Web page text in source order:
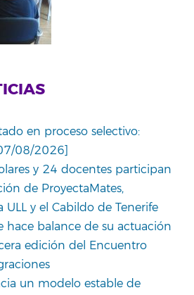
en proceso selectivo:
08/2026]
y 24 docentes participan
de ProyectaMates,
y el Cabildo de Tenerife
hace balance de su actuación
edición del Encuentro
un modelo estable de